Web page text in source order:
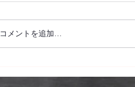
ーのお知らせ
コメントを追加…